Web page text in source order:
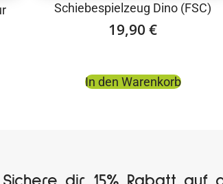
Schiebespielzeug Dino (FSC)
19,90 €
In den Warenkorb